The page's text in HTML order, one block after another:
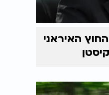
האיראני